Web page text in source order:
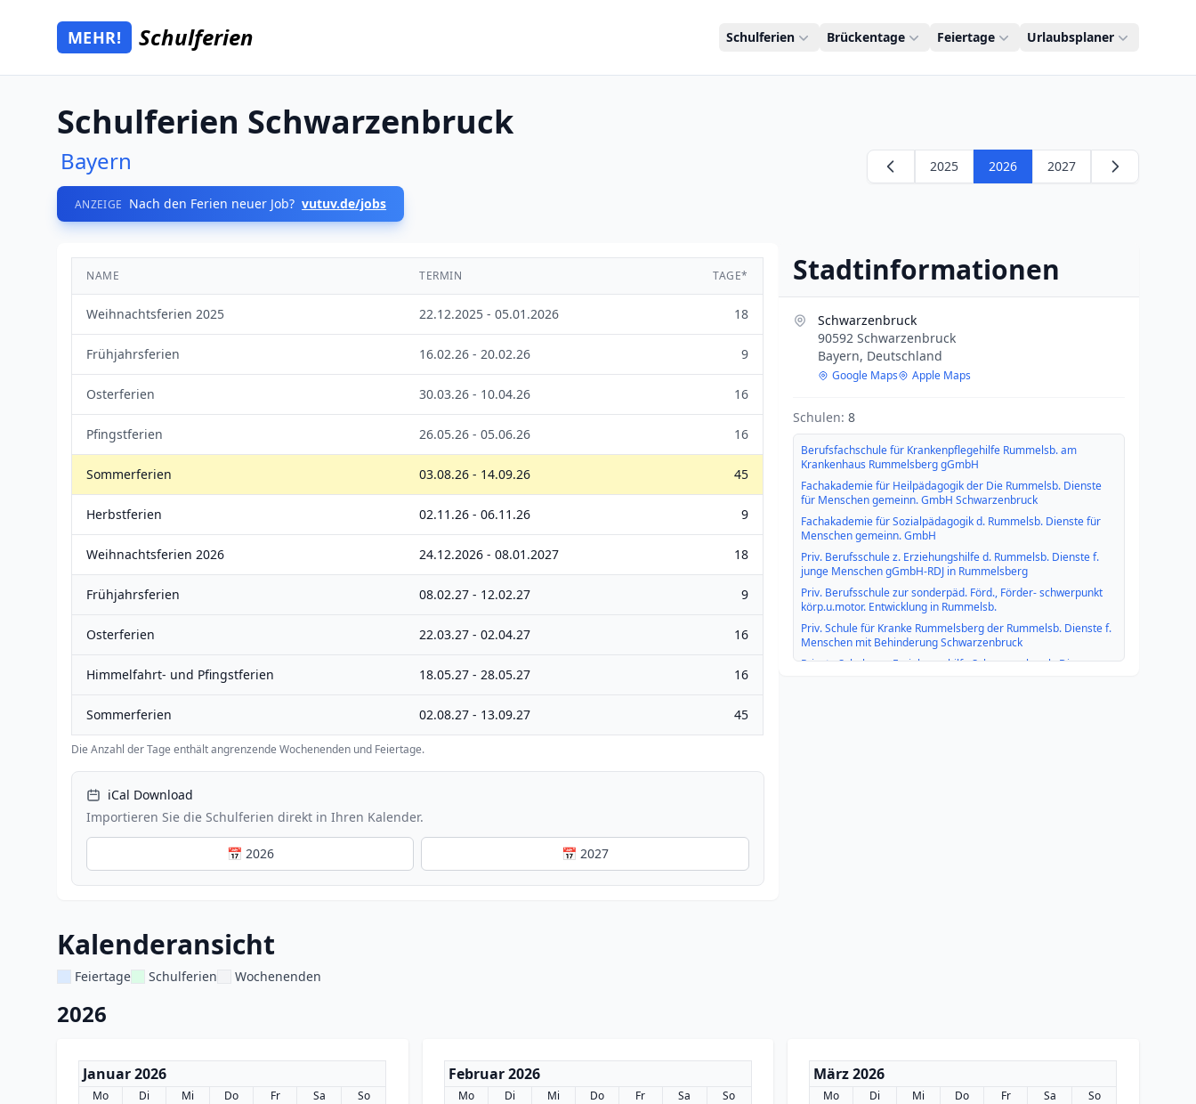
Zum Hauptinhalt springen
Mehr Schulferien
MEHR! Schulferien Schulferien Brückentage Feiertage Urlaubsplaner
Schulferien Schwarzenbruck
Bayern
ANZEIGE Nach den Ferien neuer Job? vutuv.de/jobs
2025 2026 2027
NAME TERMIN TAGE*
Weihnachtsferien 2025 22.12.2025 - 05.01.2026 18
Frühjahrsferien 16.02.26 - 20.02.26 9
Osterferien 30.03.26 - 10.04.26 16
Pfingstferien 26.05.26 - 05.06.26 16
Sommerferien 03.08.26 - 14.09.26 45
Herbstferien 02.11.26 - 06.11.26 9
Weihnachtsferien 2026 24.12.2026 - 08.01.2027 18
Frühjahrsferien 08.02.27 - 12.02.27 9
Osterferien 22.03.27 - 02.04.27 16
Himmelfahrt- und Pfingstferien 18.05.27 - 28.05.27 16
Sommerferien 02.08.27 - 13.09.27 45
Die Anzahl der Tage enthält angrenzende Wochenenden und Feiertage.
iCal Download
Importieren Sie die Schulferien direkt in Ihren Kalender.
📅 2026 📅 2027
Stadtinformationen
Schwarzenbruck
90592 Schwarzenbruck
Bayern, Deutschland
Google Maps Apple Maps
Schulen: 8
Berufsfachschule für Krankenpflegehilfe Rummelsb. am
Krankenhaus Rummelsberg gGmbH
Fachakademie für Heilpädagogik der Die Rummelsb. Dienste
für Menschen gemeinn. GmbH Schwarzenbruck
Fachakademie für Sozialpädagogik d. Rummelsb. Dienste für
Menschen gemeinn. GmbH
Priv. Berufsschule z. Erziehungshilfe d. Rummelsb. Dienste f.
junge Menschen gGmbH-RDJ in Rummelsberg
Priv. Berufsschule zur sonderpäd. Förd., Förder- schwerpunkt
körp.u.motor. Entwicklung in Rummelsb.
Priv. Schule für Kranke Rummelsberg der Rummelsb. Dienste f.
Menschen mit Behinderung Schwarzenbruck
Private Schule zur Erziehungshilfe Schwarzenbruck, Die
Kalenderansicht
Feiertage Schulferien Wochenenden
2026
Januar 2026
Mo Di Mi Do Fr Sa
So
Februar 2026
Mo Di Mi Do Fr Sa
So
März 2026
Mo Di Mi Do Fr Sa
So